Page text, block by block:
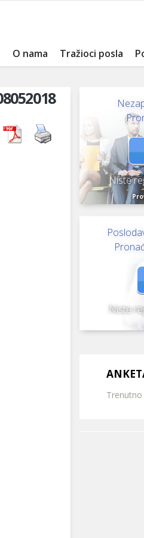
O nama Tražioci posla
Niste
Niste